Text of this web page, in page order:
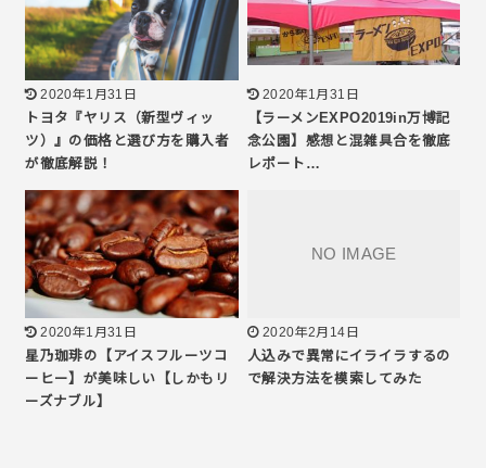
2020年1月31日
トヨタ『ヤリス（新型ヴィッ
ツ）』の価格と選び方を購入者
が徹底解説！
2020年1月31日
【ラーメンEXPO2019in万博記
念公園】感想と混雑具合を徹底
レポート…
2020年1月31日
星乃珈琲の【アイスフルーツコ
ーヒー】が美味しい【しかもリ
ーズナブル】
2020年2月14日
人込みで異常にイライラするの
で解決方法を模索してみた